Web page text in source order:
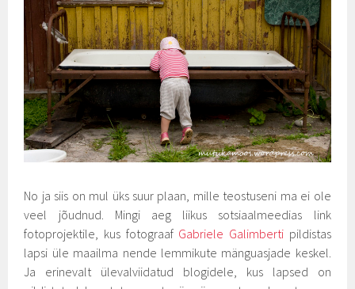
No ja siis on mul üks suur plaan, mille teostuseni ma ei ole
veel jõudnud. Mingi aeg liikus sotsiaalmeedias link
fotoprojektile, kus fotograaf Gabriele Galimberti pildistas
lapsi üle maailma nende lemmikute mänguasjade keskel.
Ja erinevalt ülevalviidatud blogidele, kus lapsed on